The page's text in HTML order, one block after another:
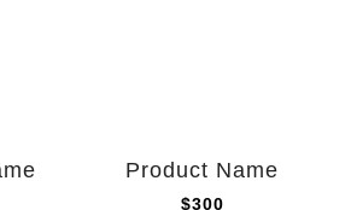
Product Name
$300